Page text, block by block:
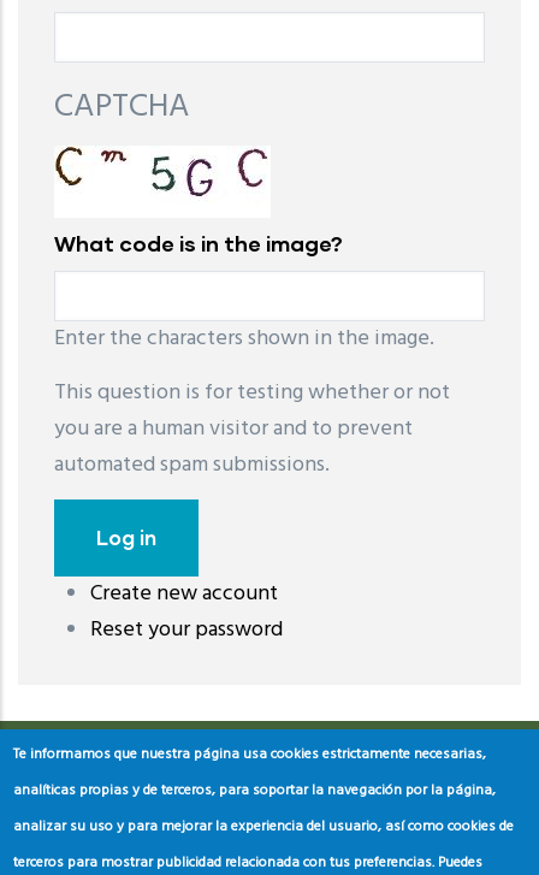
CAPTCHA
What code is in the image?
Enter the characters shown in the image.
This question is for testing whether or not
you are a human visitor and to prevent
automated spam submissions.
Create new account
Reset your password
레딧 다운로드coloring pages printable
download
Te informamos que nuestra página usa cookies estrictamente necesarias,
analíticas propias y de terceros, para soportar la navegación por la página,
analizar su uso y para mejorar la experiencia del usuario, así como cookies de
terceros para mostrar publicidad relacionada con tus preferencias. Puedes